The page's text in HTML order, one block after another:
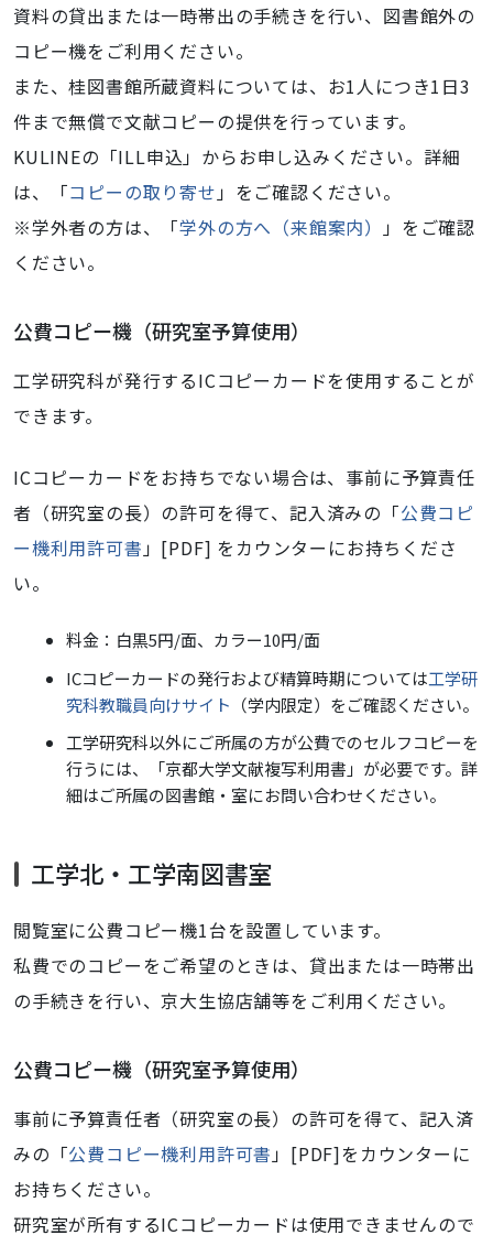
資料の貸出または一時帯出の手続きを行い、図書館外の
コピー機をご利用ください。
また、桂図書館所蔵資料については、お1人につき1日3
件まで無償で文献コピーの提供を行っています。
KULINEの「ILL申込」からお申し込みください。詳細
は、「コピーの取り寄せ」をご確認ください。
※学外者の方は、
「学外の方へ（来館案内） 」 をご確認
ください。
公費コピー機（研究室予算使用）
工学研究科が発行するICコピーカードを使用することが
できます。
ICコピーカードをお持ちでない場合は、事前に予算責任
者（研究室の長）の許可を得て、記入済みの「公費コピ
ー機利用許可書」[PDF] をカウンターにお持ちくださ
い。
料金：白黒5円/面、カラー10円/面
ICコピーカードの発行および精算時期については工学研
究科教職員向けサイト （学内限定）をご確認ください。
工学研究科以外にご所属の方が公費でのセルフコピーを
行うには、「京都大学文献複写利用書」が必要です。詳
細はご所属の図書館・室にお問い合わせください。
工学北・工学南図書室
閲覧室に公費コピー機1台を設置しています。
私費でのコピーをご希望のときは、貸出または一時帯出
の手続きを行い、京大生協店舗等をご利用ください。
公費コピー機（研究室予算使用）
事前に予算責任者（研究室の長）の許可を得て、記入済
みの「公費コピー機利用許可書」[PDF]をカウンターに
お持ちください。
研究室が所有するICコピーカードは使用できませんので